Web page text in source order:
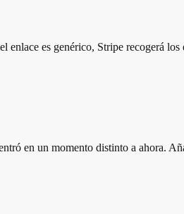
enlace es genérico, Stripe recogerá
en un momento distinto a ahora.